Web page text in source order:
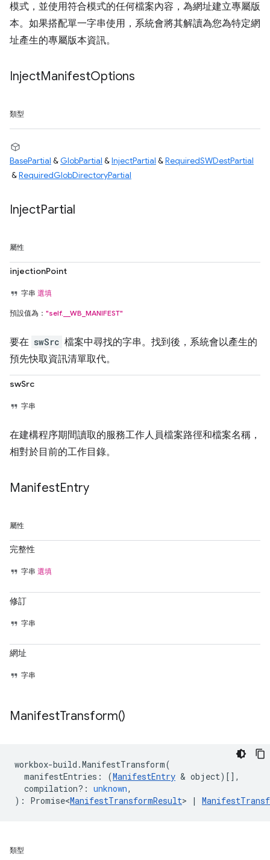
模式，並使用符合模式的任何檔案內容，為網址建立專屬版
本。如果搭配單一字串使用，系統會將其解讀為您為特定網
址產生的專屬版本資訊。
InjectManifestOptions
類型
BasePartial &GlobPartial &InjectPartial &RequiredSWDestPartial
&RequiredGlobDirectoryPartial
InjectPartial
屬性
injectionPoint
字串 選填
預設值為： "self.__WB_MANIFEST"
要在 swSrc 檔案中尋找的字串。找到後，系統會以產生的
預先快取資訊清單取代。
swSrc
字串
在建構程序期間讀取的服務工作人員檔案路徑和檔案名稱，
相對於目前的工作目錄。
ManifestEntry
屬性
完整性
字串 選填
修訂
字串
網址
字串
ManifestTransform()
workbox-build .ManifestTransform(
manifestEntries : (ManifestEntry & object)[],
compilation? : unknown,
) : Promise<ManifestTransformResult> |
類型